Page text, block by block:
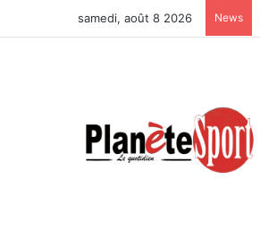
samedi, août 8 2026 News